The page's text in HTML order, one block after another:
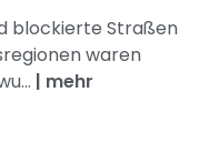
blockierte Straßen
waren
| mehr